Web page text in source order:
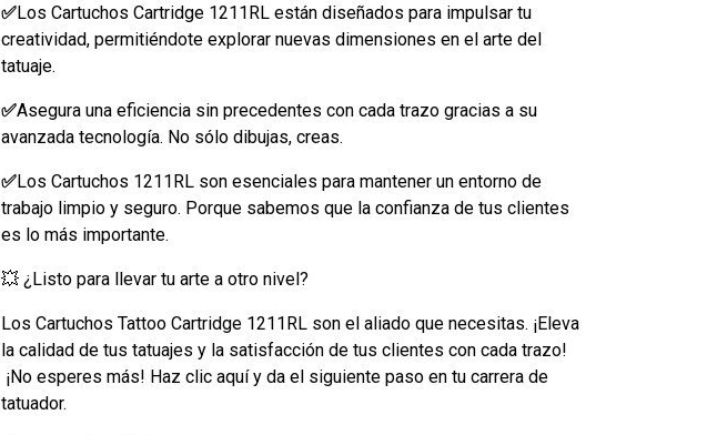
✅Los Cartuchos Cartridge 1211RL están diseñados para impulsar tu
creatividad, permitiéndote explorar nuevas dimensiones en el arte del
tatuaje.
✅Asegura una eficiencia sin precedentes con cada trazo gracias a su
avanzada tecnología. No sólo dibujas, creas.
✅Los Cartuchos 1211RL son esenciales para mantener un entorno de
trabajo limpio y seguro. Porque sabemos que la confianza de tus clientes
es lo más importante.
💥 ¿Listo para llevar tu arte a otro nivel?
Los Cartuchos Tattoo Cartridge 1211RL son el aliado que necesitas. ¡Eleva
la calidad de tus tatuajes y la satisfacción de tus clientes con cada trazo!
¡No esperes más! Haz clic aquí y da el siguiente paso en tu carrera de
tatuador.